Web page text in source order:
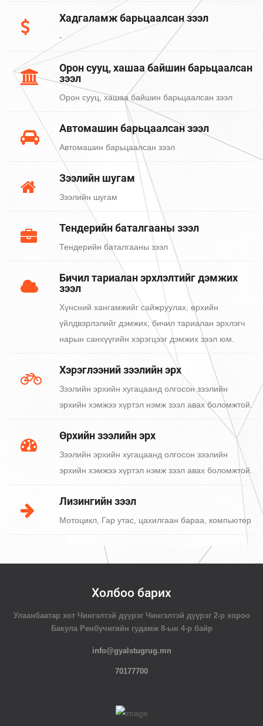
Хадгаламж барьцаалсан зээл
-
Орон сууц, хашаа байшин барьцаалсан
зээл
Орон сууц, хашаа байшин барьцаалсан зээл
Автомашин барьцаалсан зээл
Автомашин барьцаалсан зээл
Зээлийн шугам
Зээлийн шугам
Тендерийн баталгааны зээл
Тендерийн баталгааны зээл
Бичил тариалан эрхлэлтийг дэмжих
зээл
Хүнсний хангамжийг сайжруулах, өрхийн
үйлдвэрлэлийг дэмжих, бичил тариалан эрхлэгч
нарын санхүүгийн хэрэгцээг дэмжих зээл юм.
Хэрэглээний зээлийн эрх
Зээлийн эрхийн хугацаанд олгосон зээлийн
эрхийн хэмжээ хүртэл нэмж зээл авах боломжтой.
Өрхийн зээлийн эрх
Зээлийн эрхийн хугацаанд олгосон зээлийн
эрхийн хэмжээ хүртэл нэмж зээл авах боломжтой.
Лизингийн зээл
Мотоцикл, Гар утас, цахилгаан бараа, компьютер
Холбоо барих
Улаанбаатар хот Чингэлтэй дүүрэг Чингэлтэй дүүрэг 2-р хороо
Бакула Ренбүчигийн гудамж 8-ын 4-р байр
info@gyalstugrug.mn
70177700